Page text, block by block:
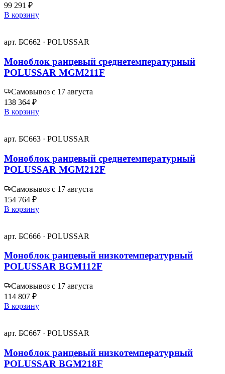
99 291 ₽
В корзину
арт. БС662 · POLUSSAR
Моноблок ранцевый среднетемпературный
POLUSSAR MGM211F
Самовывоз с 17 августа
138 364 ₽
В корзину
арт. БС663 · POLUSSAR
Моноблок ранцевый среднетемпературный
POLUSSAR MGM212F
Самовывоз с 17 августа
154 764 ₽
В корзину
арт. БС666 · POLUSSAR
Моноблок ранцевый низкотемпературный
POLUSSAR BGM112F
Самовывоз с 17 августа
114 807 ₽
В корзину
арт. БС667 · POLUSSAR
Моноблок ранцевый низкотемпературный
POLUSSAR BGM218F